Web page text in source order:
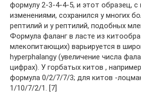
формулу 2-3-4-4-5, и этот образец,
изменениями, сохранился у многих
рептилий и у рептилий, подобных
Формула фаланг в ласте из
млекопитающих) варьируется в
hyperphalangy (увеличение числа
цифрах). У горбатых китов ,
формула 0/2/7/7/3; для китов -
1/10/7/2/1. [7]